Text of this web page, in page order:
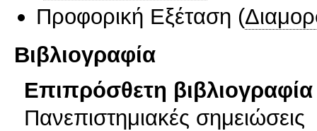
Προφορική Εξέταση (
Βιβλιογραφία
Επιπρόσθετη βιβλιογραφία
Πανεπιστημιακές σημειώσεις